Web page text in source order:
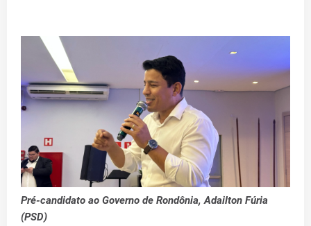
Pré-candidato ao Governo de Rondônia, Adailton Fúria
(PSD)